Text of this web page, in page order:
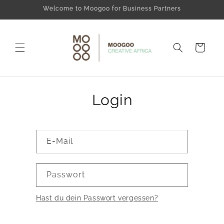
Inhalt
Welcome to Moogoo for Business Partners
Warenkorb
Login
E-Mail
Passwort
Hast du dein Passwort vergessen?